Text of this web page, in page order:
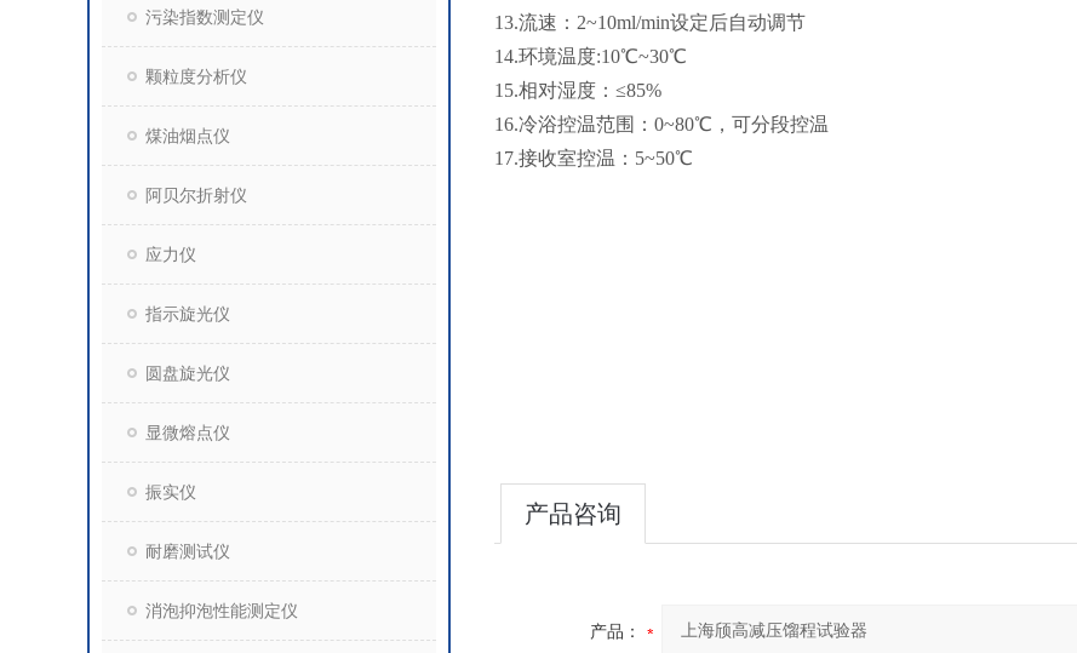
污染指数测定仪
颗粒度分析仪
煤油烟点仪
阿贝尔折射仪
应力仪
指示旋光仪
圆盘旋光仪
显微熔点仪
振实仪
耐磨测试仪
消泡抑泡性能测定仪
13.流速：2~10ml/min设定后自动调节
14.环境温度:10℃~30℃
15.相对湿度：≤85%
16.冷浴控温范围：0~80℃，可分段控温
17.接收室控温：5~50℃
产品咨询
产品：